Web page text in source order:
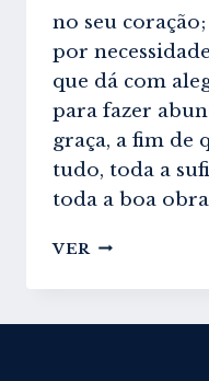
no seu
por
que dá com
para fazer
graça, a fim de
tudo, toda a
toda a boa
VER O
DA